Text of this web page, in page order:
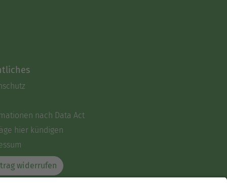
nach Data Act
hier kündigen
widerrufen